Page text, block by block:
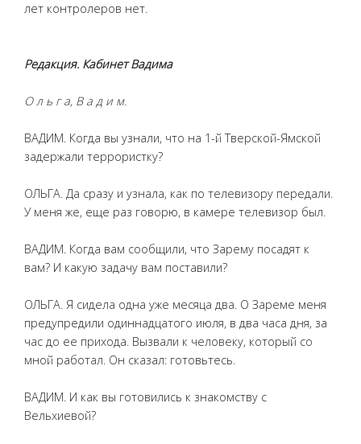
лет контролеров нет.
Редакция. Кабинет Вадима
О л ь г а, В а д и м.
ВАДИМ. Когда вы узнали, что на 1-й Тверской-Ямской
задержали террористку?
ОЛЬГА. Да сразу и узнала, как по телевизору передали.
У меня же, еще раз говорю, в камере телевизор был.
ВАДИМ. Когда вам сообщили, что Зарему посадят к
вам? И какую задачу вам поставили?
ОЛЬГА. Я сидела одна уже месяца два. О Зареме меня
предупредили одиннадцатого июля, в два часа дня, за
час до ее прихода. Вызвали к человеку, который со
мной работал. Он сказал: готовьтесь.
ВАДИМ. И как вы готовились к знакомству с
Вельхиевой?